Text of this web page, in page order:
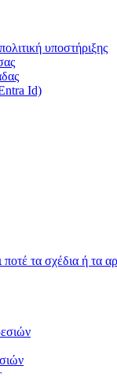
υποστήριξης
Id)
τα σχέδια ή τα